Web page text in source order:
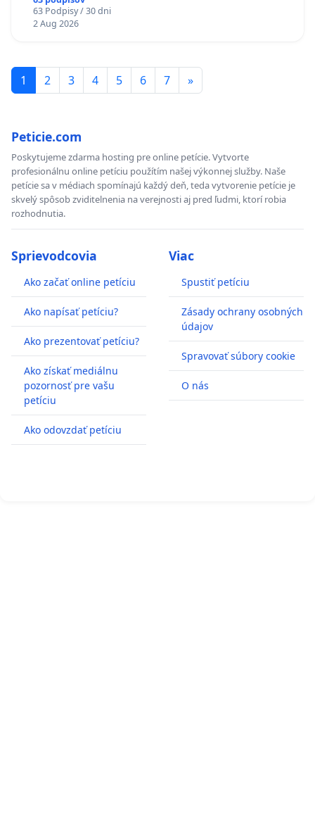
TÝŽDEŇ CIEĽ 8.00 – 18.00 HOD. A PRAVIDELNÁ
KONTROLA STAVBY C-AREA NA
63 Podpisy / 30 dni
2 Aug 2026
1 2 3 4 5 6 7 »
Peticie.com
Poskytujeme zdarma hosting pre online petície. Vytvorte
profesionálnu online petíciu použítím našej výkonnej služby. Naše
petície sa v médiach spomínajú každý deň, teda vytvorenie petície je
skvelý spôsob zviditelnenia na verejnosti aj pred ľudmi, ktorí robia
rozhodnutia.
Sprievodcovia
Ako začať online petíciu
Ako napísať petíciu?
Ako prezentovať petíciu?
Ako získať mediálnu
pozornosť pre vašu
petíciu
Ako odovzdať petíciu
Viac
Spustiť petíciu
Zásady ochrany osobných
údajov
Spravovať súbory cookie
O nás